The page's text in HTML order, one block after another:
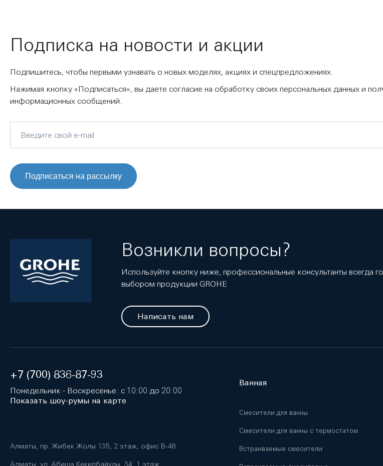
Подписка на новости и акции
Подпишитесь, чтобы первыми узнавать о новых моделях, акциях и спецпредложениях.
Нажимая кнопку «Подписаться», вы даете согласие на обработку своих персональных данных и
информационных сообщений.
Подписаться на рассылку
Возникли вопросы?
Используйте кнопку ниже, профессиональные консультанты
выбором продукции GROHE
Написать нам
+7 (700) 836-87-93
Понедельник - Воскресенье: с 10:00 до 20:00
Показать шоу-румы на карте
Алматы, пр. Жибек Жолы 135, 2 этаж, офис B-48
Алматы, ул. Абиша Кекилбайулы, 34, 1 этаж
Ванная
Смесители для ванны
Смесители для ванны с термостатом
Встраиваемые смесители